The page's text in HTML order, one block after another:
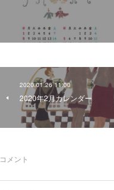
2020.01.26 11:00
2020年2月カレンダー
コメント